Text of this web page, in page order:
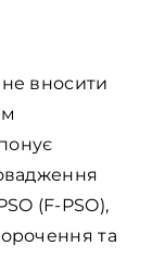
вносити
(F-PSO),
та